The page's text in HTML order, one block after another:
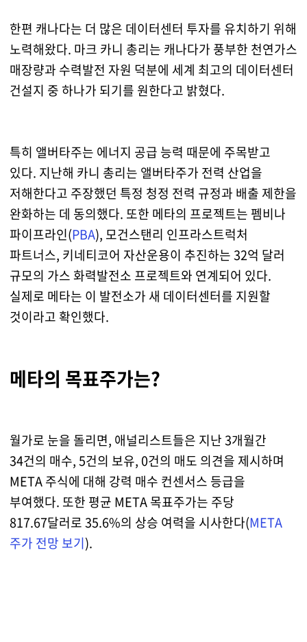
한편 캐나다는 더 많은 데이터센터 투자를 유치하기 위해
노력해왔다. 마크 카니 총리는 캐나다가 풍부한 천연가스
매장량과 수력발전 자원 덕분에 세계 최고의 데이터센터
건설지 중 하나가 되기를 원한다고 밝혔다.
특히 앨버타주는 에너지 공급 능력 때문에 주목받고
있다. 지난해 카니 총리는 앨버타주가 전력 산업을
저해한다고 주장했던 특정 청정 전력 규정과 배출 제한을
완화하는 데 동의했다. 또한 메타의 프로젝트는 펨비나
파이프라인(PBA), 모건스탠리 인프라스트럭처
파트너스, 키네티코어 자산운용이 추진하는 32억 달러
규모의 가스 화력발전소 프로젝트와 연계되어 있다.
실제로 메타는 이 발전소가 새 데이터센터를 지원할
것이라고 확인했다.
메타의 목표주가는?
월가로 눈을 돌리면, 애널리스트들은 지난 3개월간
34건의 매수, 5건의 보유, 0건의 매도 의견을 제시하며
META 주식에 대해 강력 매수 컨센서스 등급을
부여했다. 또한 평균 META 목표주가는 주당
817.67달러로 35.6%의 상승 여력을 시사한다(META
주가 전망 보기).